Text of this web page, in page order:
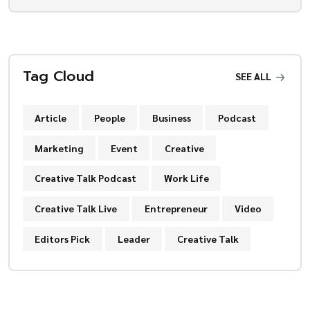
Tag Cloud SEE ALL
Article People Business Podcast
Marketing Event Creative
Creative Talk Podcast Work Life
Creative Talk Live Entrepreneur Video
Editors Pick Leader Creative Talk